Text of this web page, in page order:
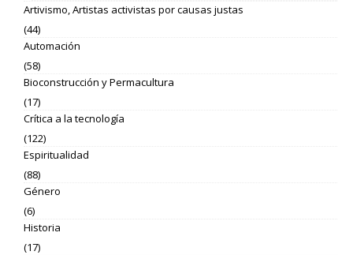
Artivismo, Artistas activistas por causas justas
(44)
Automación
(58)
Bioconstrucción y Permacultura
(17)
Crítica a la tecnología
(122)
Espiritualidad
(88)
Género
(6)
Historia
(17)